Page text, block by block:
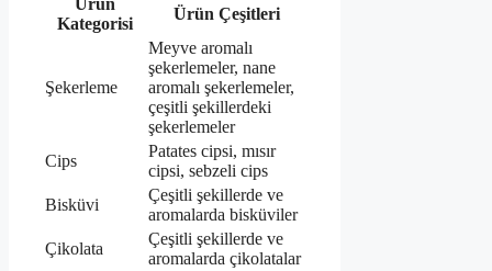
Kategorisi
Ürün Çeşitleri
Şekerleme
Meyve aromalı
şekerlemeler, nane
aromalı şekerlemeler,
çeşitli şekillerdeki
şekerlemeler
Cips
Patates cipsi, mısır
cipsi, sebzeli cips
Bisküvi
Çeşitli şekillerde ve
aromalarda bisküviler
Çikolata
Çeşitli şekillerde ve
aromalarda çikolatalar